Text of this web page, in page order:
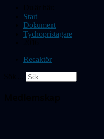
Start
Dokument
Tychopristagare
Redaktör